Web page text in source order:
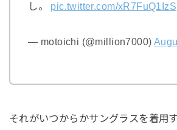
し。 pic.twitter.com/xR7FuQ1IzS
— motoichi (@million7000)
それがいつからかサングラスを着用